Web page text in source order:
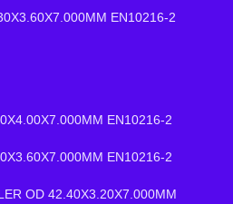
EN10216-2
EN10216-2
EN10216-2
OD 42.40X3.20X7.000MM